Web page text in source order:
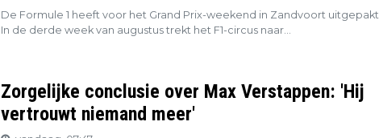
De Formule 1 heeft voor het Grand Prix-weekend in Zandvoort uitgepakt.
In de derde week van augustus trekt het F1-circus naar...
Zorgelijke conclusie over Max Verstappen: 'Hij
vertrouwt niemand meer'